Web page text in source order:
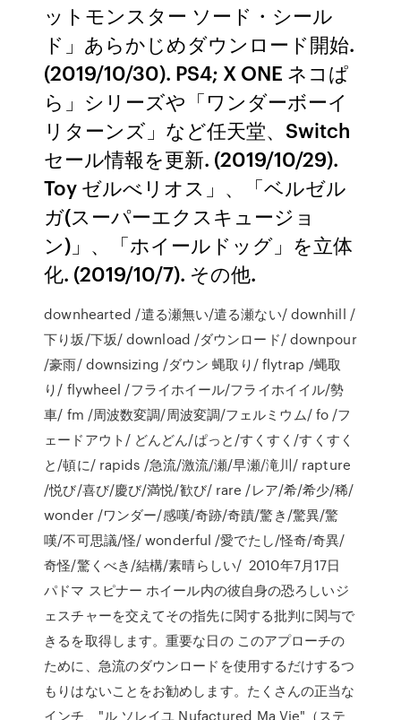
ットモンスター ソード・シール
ド」あらかじめダウンロード開始.
(2019/10/30). PS4; X ONE ネコぱ
ら」シリーズや「ワンダーボーイ
リターンズ」など任天堂、Switch
セール情報を更新. (2019/10/29).
Toy ゼルべリオス」、「ベルゼル
ガ(スーパーエクスキュージョ
ン)」、「ホイールドッグ」を立体
化. (2019/10/7). その他.
downhearted /遣る瀬無い/遣る瀬ない/ downhill /
下り坂/下坂/ download /ダウンロード/ downpour
/豪雨/ downsizing /ダウン 蝿取り/ flytrap /蝿取
り/ flywheel /フライホイール/フライホイイル/勢
車/ fm /周波数変調/周波変調/フェルミウム/ fo /フ
ェードアウト/ どんどん/ぱっと/すくすく/すくすく
と/頓に/ rapids /急流/激流/瀬/早瀬/滝川/ rapture
/悦び/喜び/慶び/満悦/歓び/ rare /レア/希/希少/稀/
wonder /ワンダー/感嘆/奇跡/奇蹟/驚き/驚異/驚
嘆/不可思議/怪/ wonderful /愛でたし/怪奇/奇異/
奇怪/驚くべき/結構/素晴らしい/ 2010年7月17日
パドマ スピナー ホイール内の彼自身の恐ろしいジ
ェスチャーを交えてその指先に関する批判に関与で
きるを取得します。重要な日の このアプローチの
ために、急流のダウンロードを使用するだけするつ
もりはないことをお勧めします。たくさんの正当な
インチ、"ル ソレイユ Nufactured Ma Vie"（ステ